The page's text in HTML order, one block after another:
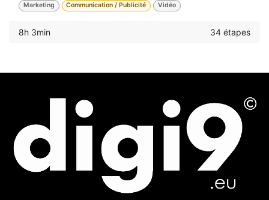
Marketing
Communication / Publicité Vidéo
8h 3min 34 étapes